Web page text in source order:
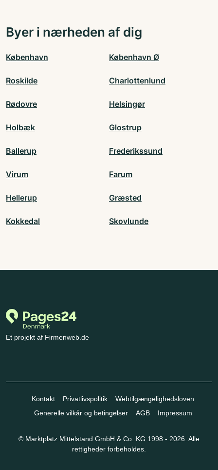
Byer i nærheden af dig
København København Ø
Roskilde Charlottenlund
Rødovre Helsingør
Holbæk Glostrup
Ballerup Frederikssund
Virum Farum
Hellerup Græsted
Kokkedal Skovlunde
Et projekt af Firmenweb.de
Kontakt Privatlivspolitik
Webtilgængelighedsloven
Generelle vilkår og betingelser
AGB Impressum
© Marktplatz Mittelstand GmbH & Co. KG 1998 - 2026. Alle
rettigheder forbeholdes.